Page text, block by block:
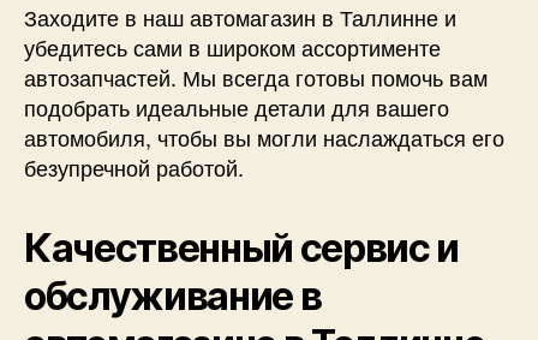
Заходите в наш автомагазин в Таллинне и
убедитесь сами в широком ассортименте
автозапчастей. Мы всегда готовы помочь вам
подобрать идеальные детали для вашего
автомобиля, чтобы вы могли наслаждаться его
безупречной работой.
Качественный сервис и
обслуживание в